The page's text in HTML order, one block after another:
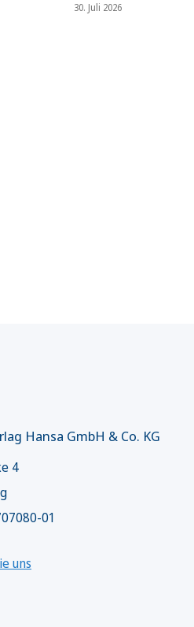
30. Juli 2026
Hansa GmbH & Co. KG
4
01
uns